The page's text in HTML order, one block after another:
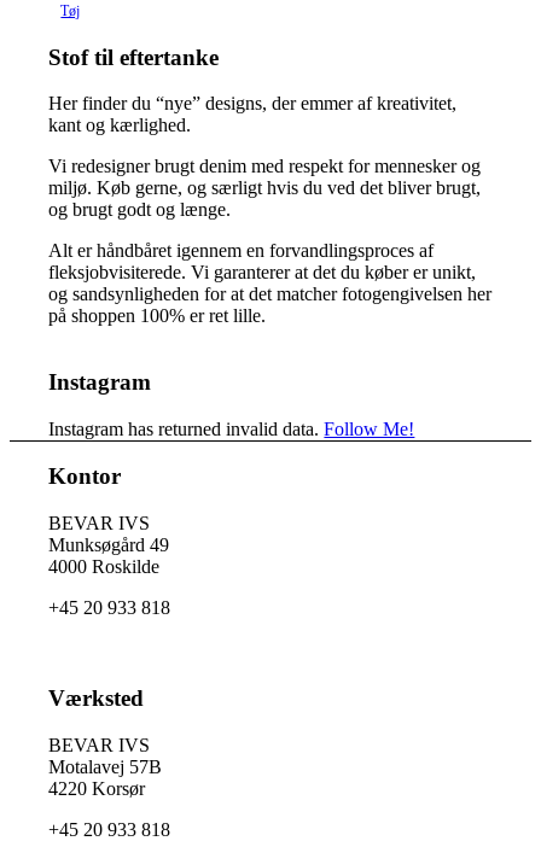
Tøj
Stof til eftertanke
Her finder du “nye” designs, der emmer af kreativitet,
kant og kærlighed.
Vi redesigner brugt denim med respekt for mennesker og
miljø. Køb gerne, og særligt hvis du ved det bliver brugt,
og brugt godt og længe.
Alt er håndbåret igennem en forvandlingsproces af
fleksjobvisiterede. Vi garanterer at det du køber er unikt,
og sandsynligheden for at det matcher fotogengivelsen her
på shoppen 100% er ret lille.
Instagram
Instagram has returned invalid data.Follow Me!
Kontor
BEVAR IVS
Munksøgård 49
4000 Roskilde
+45 20 933 818
Værksted
BEVAR IVS
Motalavej 57B
4220 Korsør
+45 20 933 818